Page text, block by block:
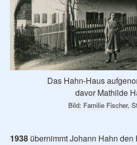
Das Hahn-Haus
davor Mathilde
Bild: Familie Fischer,
1938 übernimmt Johann Hahn den